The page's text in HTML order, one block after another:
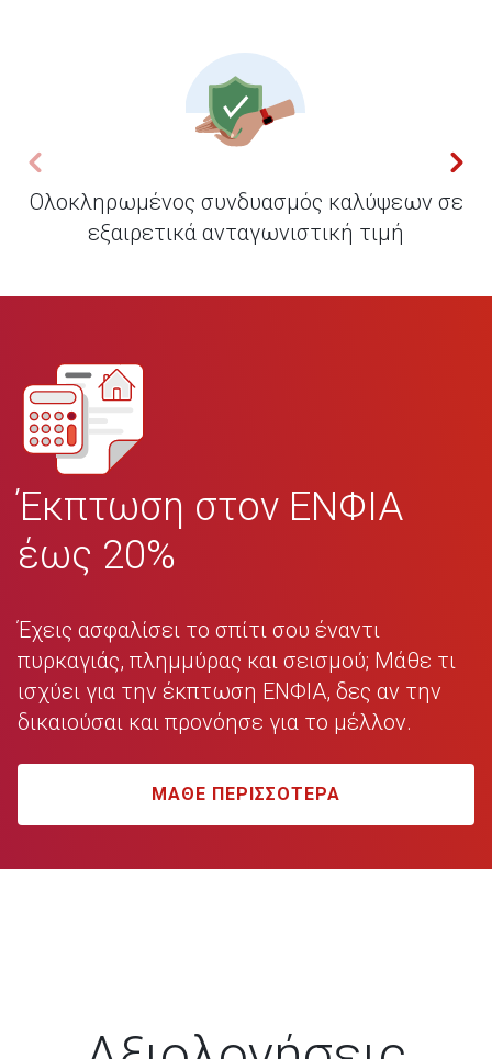
Ολοκληρωμένος συνδυασμός καλύψεων σε
εξαιρετικά ανταγωνιστική τιμή
Έκπτωση στον ΕΝΦΙΑ
έως 20%
Έχεις ασφαλίσει το σπίτι σου έναντι
πυρκαγιάς, πλημμύρας και σεισμού; Μάθε τι
ισχύει για την έκπτωση ΕΝΦΙΑ, δες αν την
δικαιούσαι και προνόησε για το μέλλον.
MAΘΕ ΠΕΡΙΣΣΟΤΕΡΑ